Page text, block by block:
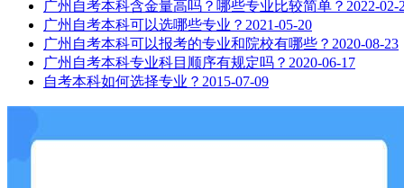
广州自考本科含金量高吗？哪些专业比较简单？ 2022-02-
广州自考本科可以选哪些专业？ 2021-05-20
广州自考本科可以报考的专业和院校有哪些？ 2020-08-23
广州自考本科专业科目顺序有规定吗？ 2020-06-17
自考本科如何选择专业？ 2015-07-09